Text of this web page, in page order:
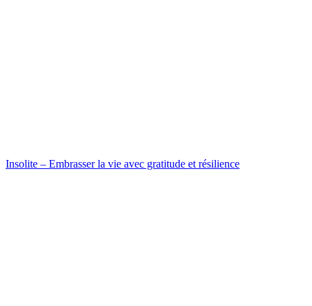
Insolite – Embrasser la vie avec gratitude et résilience